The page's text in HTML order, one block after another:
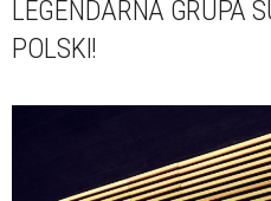
LEGENDARNA GRUPA
POLSKI!